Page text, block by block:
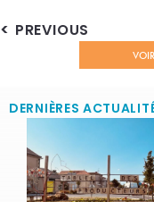
PREVIOUS
DERNIÈRES